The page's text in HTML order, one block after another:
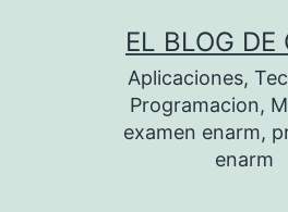
EL BLOG DE
Aplicaciones,
Programacion,
examen enarm,
enarm